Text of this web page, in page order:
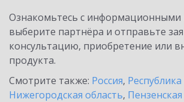
Ознакомьтесь с информационными
выберите партнёра и отправьте
консультацию, приобретение или
продукта.
Смотрите также: Россия,
Нижегородская область,